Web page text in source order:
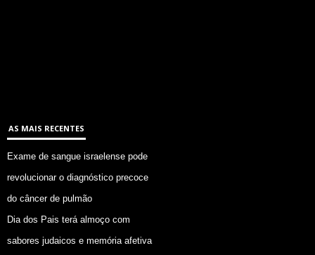
AS MAIS RECENTES
Exame de sangue israelense pode
revolucionar o diagnóstico precoce
do câncer de pulmão
Dia dos Pais terá almoço com
sabores judaicos e memória afetiva